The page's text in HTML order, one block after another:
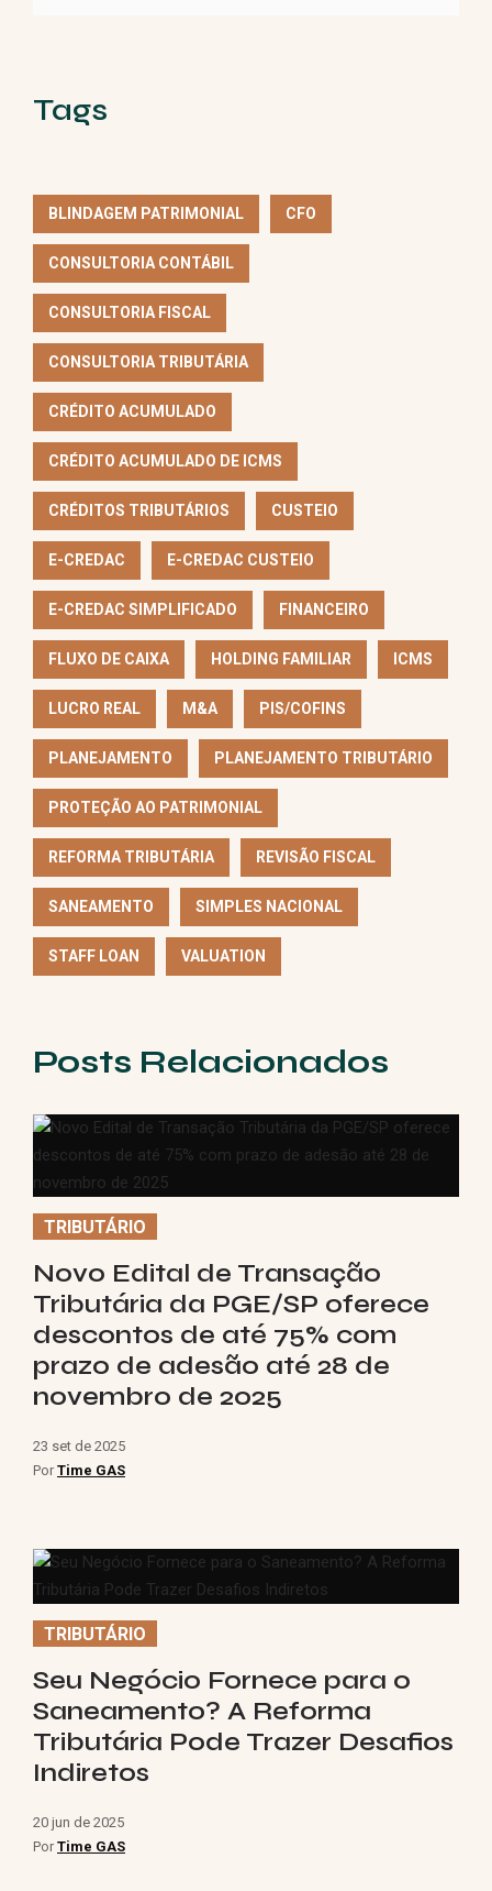
Tags
BLINDAGEM PATRIMONIAL CFO
CONSULTORIA CONTÁBIL
CONSULTORIA FISCAL
CONSULTORIA TRIBUTÁRIA
CRÉDITO ACUMULADO
CRÉDITO ACUMULADO DE ICMS
CRÉDITOS TRIBUTÁRIOS CUSTEIO
E-CREDAC E-CREDAC CUSTEIO
E-CREDAC SIMPLIFICADO FINANCEIRO
FLUXO DE CAIXA HOLDING FAMILIAR ICMS
LUCRO REAL M&A PIS/COFINS
PLANEJAMENTO PLANEJAMENTO TRIBUTÁRIO
PROTEÇÃO AO PATRIMONIAL
REFORMA TRIBUTÁRIA REVISÃO FISCAL
SANEAMENTO SIMPLES NACIONAL
STAFF LOAN VALUATION
Posts Relacionados
TRIBUTÁRIO
Novo Edital de Transação
Tributária da PGE/SP oferece
descontos de até 75% com
prazo de adesão até 28 de
novembro de 2025
23 set de 2025
Por Time GAS
TRIBUTÁRIO
Seu Negócio Fornece para o
Saneamento? A Reforma
Tributária Pode Trazer Desafios
Indiretos
20 jun de 2025
Por Time GAS